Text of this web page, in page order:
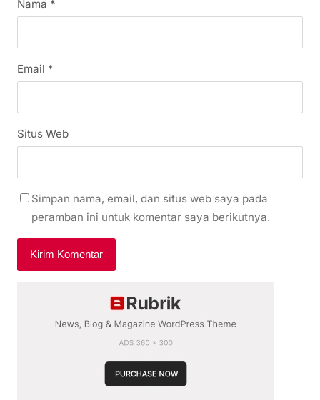
Nama *
Email *
Situs Web
Simpan nama, email, dan situs web saya pada
peramban ini untuk komentar saya berikutnya.